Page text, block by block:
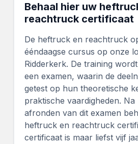
Behaal hier uw
reachtruck certificaat
De heftruck en reachtruck
ééndaagse cursus op onze
Ridderkerk. De training
een examen, waarin de
getest op hun theoretische
praktische vaardigheden.
afronden van dit examen
heftruck en reachtruck
certificaat is maar liefst vijf